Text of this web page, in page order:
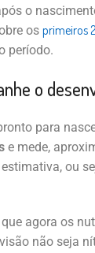
o
os primeiros
período.
o
para
e mede,
ou
agora os
não seja